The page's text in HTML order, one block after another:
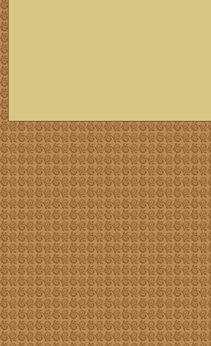
скачать mp3 бесплатно мп3,Россия,патриот,сохранение традиций,великая